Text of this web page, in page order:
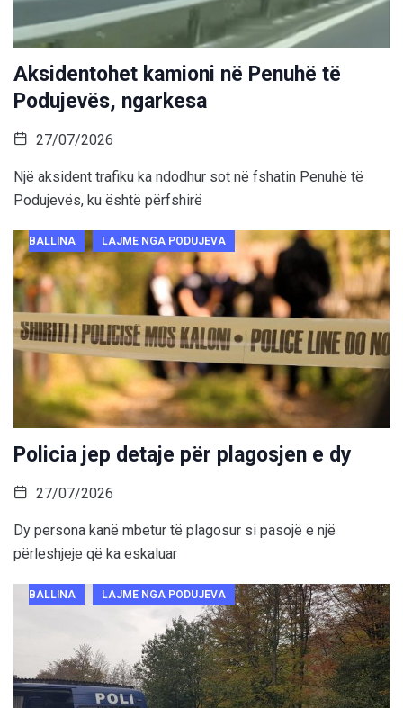
Aksidentohet kamioni në Penuhë të
Podujevës, ngarkesa
27/07/2026
Një aksident trafiku ka ndodhur sot në fshatin Penuhë të
Podujevës, ku është përfshirë
BALLINA LAJME NGA PODUJEVA
Policia jep detaje për plagosjen e dy
27/07/2026
Dy persona kanë mbetur të plagosur si pasojë e një
përleshjeje që ka eskaluar
BALLINA LAJME NGA PODUJEVA